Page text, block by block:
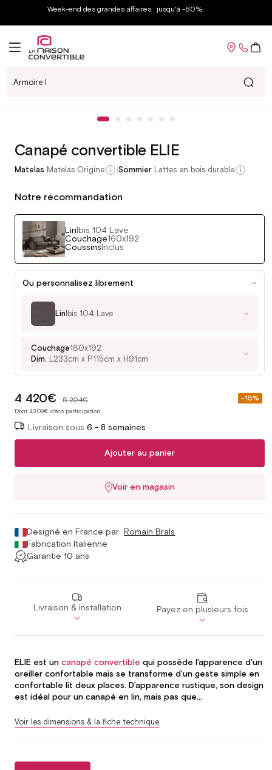
Week-end des grandes affaires : jusqu'à -60%
Panier
dans
une
fenêtre
modale
Voir chez-moi
Canapé convertible ELIE
Matelas Matelas Origine |Sommier Lattes en bois durable
Notre recommandation
LinIbis 104 Lave
Couchage160x192
CoussinsInclus
Ou personnalisez librement
Lin Ibis 104 Lave
Couchage160x192
Dim. L233cm x P115cm x H91cm
Prix
soldé
4 420€ 5 204€ -15%
Dont 43,09€ d'éco participation
Livraison sous 6 - 8 semaines
Ajouter au panier
Voir en magasin
Designé en France par Romain Brals
Fabrication Italienne
Garantie 10 ans
Livraison & installation Payez en plusieurs fois
ELIE est un canapé convertible qui possède l'apparence d'un
oreiller confortable mais se transforme d'un geste simple en
confortable lit deux places. D’apparence rustique, son design
est idéal pour un canapé en lin, mais pas que...
Voir les dimensions & la fiche technique